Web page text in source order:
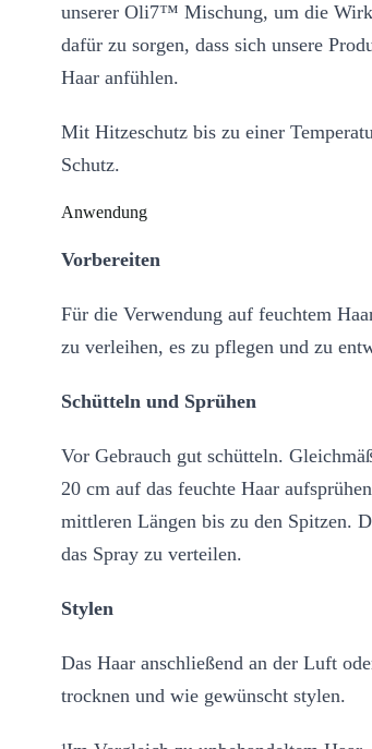
unserer Oli7™ Mischung, um die
dafür zu sorgen, dass sich unsere
Haar anfühlen.
Mit Hitzeschutz bis zu einer
Schutz.
Anwendung
Vorbereiten
Für die Verwendung auf feuchtem
zu verleihen, es zu pflegen und zu
Schütteln und Sprühen
Vor Gebrauch gut schütteln.
20 cm auf das feuchte Haar
mittleren Längen bis zu den Spitzen.
das Spray zu verteilen.
Stylen
Das Haar anschließend an der Luft
trocknen und wie gewünscht stylen.